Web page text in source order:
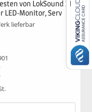
von LokSound XL
LED-Monitor, Serv
lieferbar